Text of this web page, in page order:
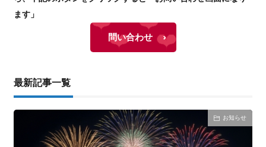
ます」
問い合わせ
最新記事一覧
お知らせ